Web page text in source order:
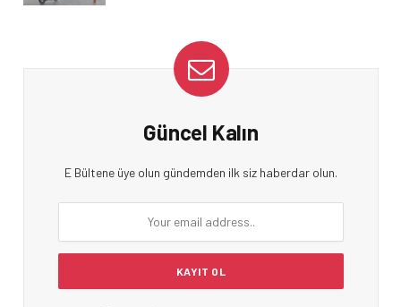
Güncel Kalın
E Bültene üye olun gündemden ilk siz haberdar olun.